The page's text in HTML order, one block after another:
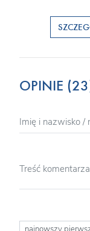
OPINIE